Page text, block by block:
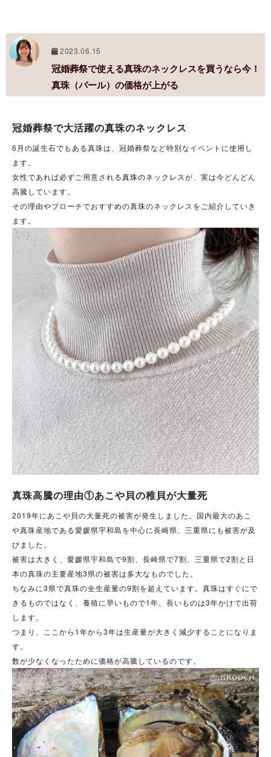
2023.06.15
冠婚葬祭で使える真珠のネックレスを買うなら今！
真珠（パール）の価格が上がる
冠婚葬祭で大活躍の真珠のネックレス
6月の誕生石でもある真珠は、冠婚葬祭など特別なイベントに使用し
ます。
女性であれば必ずご用意される真珠のネックレスが、実は今どんどん
高騰しています。
その理由やブローチでおすすめの真珠のネックレスをご紹介していき
ます。
真珠高騰の理由①あこや貝の稚貝が大量死
2019年にあこや貝の大量死の被害が発生しました。国内最大のあこ
や真珠産地である愛媛県宇和島を中心に長崎県、三重県にも被害が及
びました。
被害は大きく、愛媛県宇和島で9割、長崎県で7割、三重県で2割と日
本の真珠の主要産地3県の被害は多大なものでした。
ちなみに3県で真珠の全生産量の9割を超えています。真珠はすぐにで
きるものではなく、養殖に早いもので1年。長いものは3年かけて出荷
します。
つまり、ここから1年から3年は生産量が大きく減少することになりま
す。
数が少なくなったために価格が高騰しているのです。